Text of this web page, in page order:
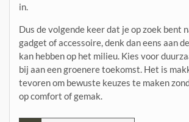
in.
Dus de volgende keer dat je op zoek bent
gadget of accessoire, denk dan eens aan
kan hebben op het milieu. Kies voor
bij aan een groenere toekomst. Het is
tevoren om bewuste keuzes te maken
op comfort of gemak.